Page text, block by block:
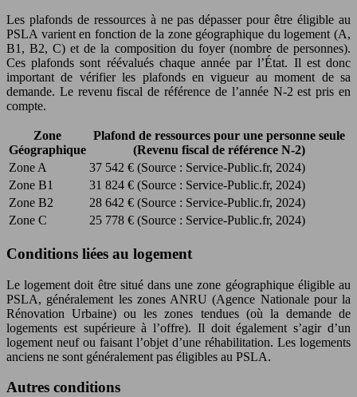
Les plafonds de ressources à ne pas dépasser pour être éligible au
PSLA varient en fonction de la zone géographique du logement (A,
B1, B2, C) et de la composition du foyer (nombre de personnes).
Ces plafonds sont réévalués chaque année par l’État. Il est donc
important de vérifier les plafonds en vigueur au moment de sa
demande. Le revenu fiscal de référence de l’année N-2 est pris en
compte.
Zone
Géographique
Plafond de ressources pour une personne seule
(Revenu fiscal de référence N-2)
Zone A
37 542 € (Source : Service-Public.fr, 2024)
Zone B1
31 824 € (Source : Service-Public.fr, 2024)
Zone B2
28 642 € (Source : Service-Public.fr, 2024)
Zone C
25 778 € (Source : Service-Public.fr, 2024)
Conditions liées au logement
Le logement doit être situé dans une zone géographique éligible au
PSLA, généralement les zones ANRU (Agence Nationale pour la
Rénovation Urbaine) ou les zones tendues (où la demande de
logements est supérieure à l’offre). Il doit également s’agir d’un
logement neuf ou faisant l’objet d’une réhabilitation. Les logements
anciens ne sont généralement pas éligibles au PSLA.
Autres conditions